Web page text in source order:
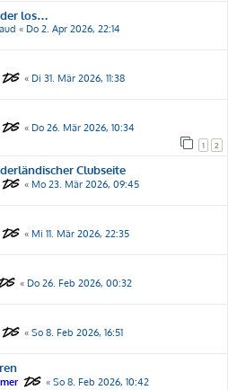
los…
« Do 2. Apr 2026, 22:14
« Di 31. Mär 2026, 11:38
« Do 26. Mär 2026, 10:34
1 2
Clubseite
« Mo 23. Mär 2026, 09:45
« Mi 11. Mär 2026, 22:35
« Do 26. Feb 2026, 00:32
« So 8. Feb 2026, 16:51
« So 8. Feb 2026, 10:42